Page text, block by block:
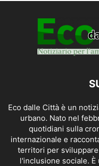
Eco dalle Città è un
urbano. Nato nel
quotidiani sulla
internazionale e
territori per
l'inclusione sociale.